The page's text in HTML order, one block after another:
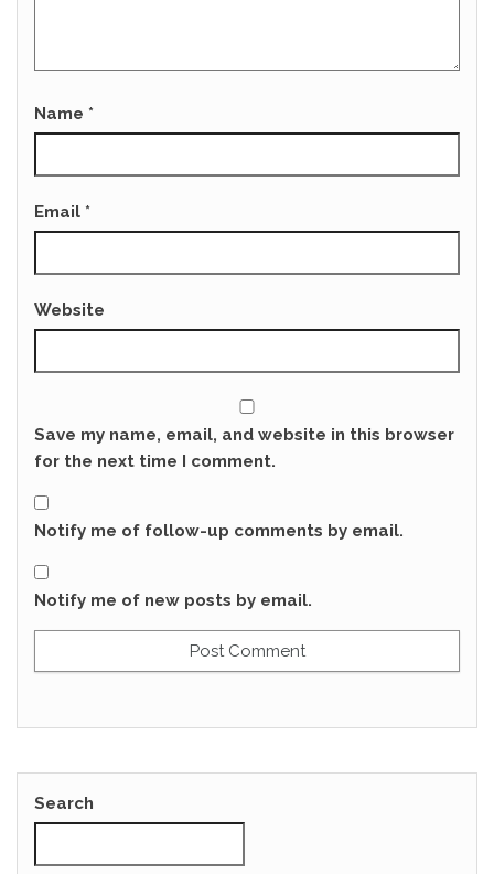
Name *
Email *
Website
Save my name, email, and website in this browser
for the next time I comment.
Notify me of follow-up comments by email.
Notify me of new posts by email.
Search